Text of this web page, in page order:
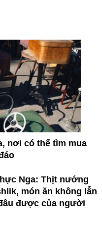
nơi có thể tìm mua
Nga: Thịt nướng
món ăn không lẫn
được của người